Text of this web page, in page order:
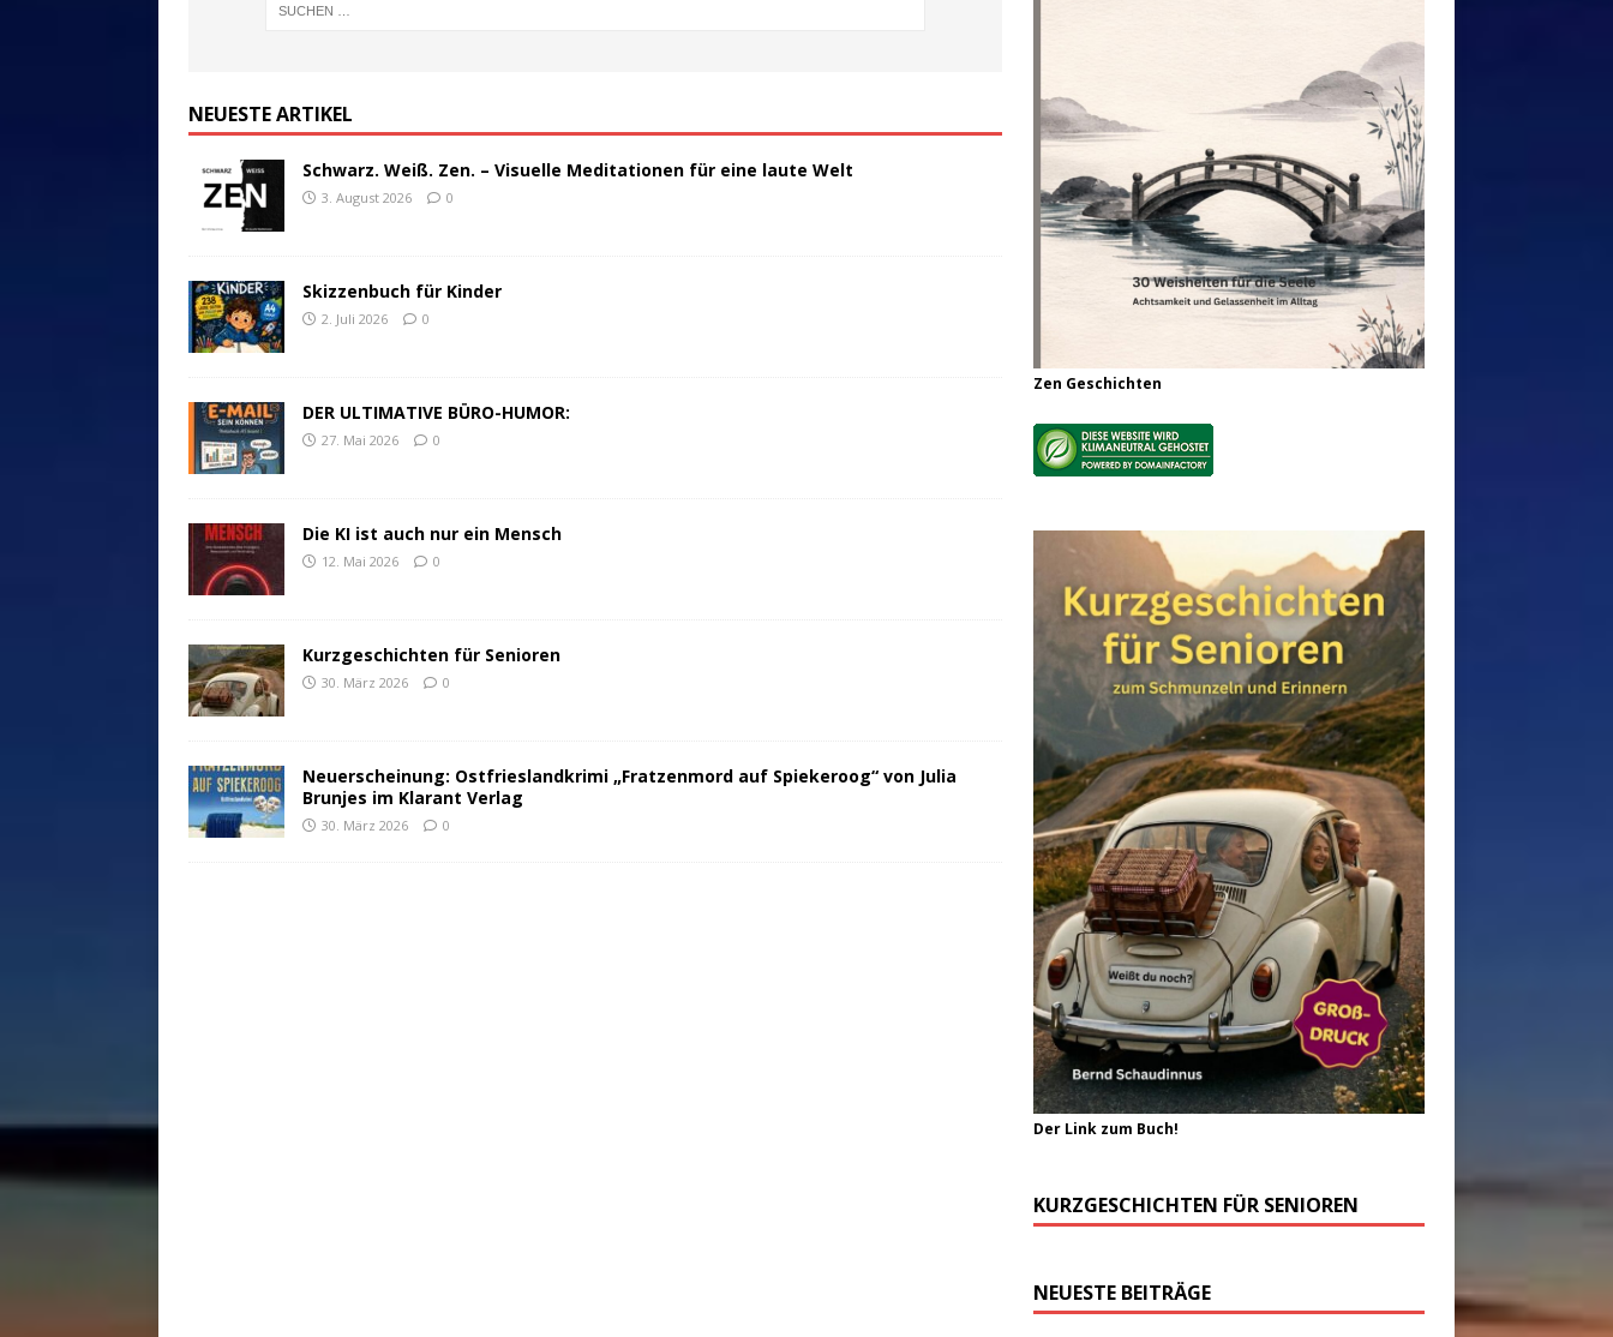
NEUESTE ARTIKEL
Schwarz. Weiß. Zen. – Visuelle Meditationen für eine laute Welt
3. August 2026 0
Skizzenbuch für Kinder
2. Juli 2026 0
DER ULTIMATIVE BÜRO-HUMOR:
27. Mai 2026 0
Die KI ist auch nur ein Mensch
12. Mai 2026 0
Kurzgeschichten für Senioren
30. März 2026 0
Neuerscheinung: Ostfrieslandkrimi „Fratzenmord auf Spiekeroog“ von Julia
Brunjes im Klarant Verlag
30. März 2026 0
Zen Geschichten
Der Link zum Buch!
KURZGESCHICHTEN FÜR SENIOREN
NEUESTE BEITRÄGE